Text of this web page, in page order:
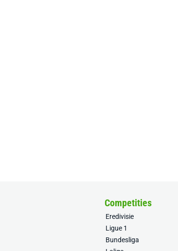
Competities
Eredivisie
Ligue 1
Bundesliga